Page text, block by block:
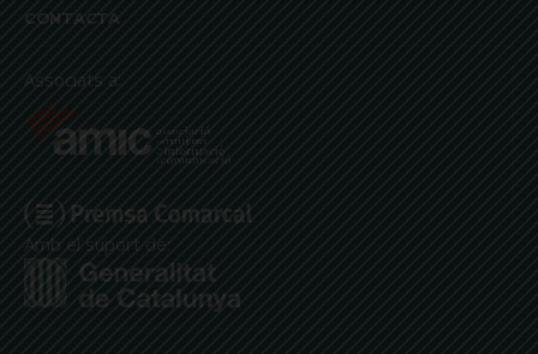
CONTACTA
Associats a:
Amb el suport de: